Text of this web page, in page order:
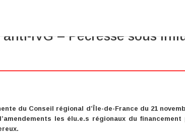
anti-IVG – Pécresse sous
du Conseil régional d’Île-de-France du 21
les élu.e.s régionaux du financement